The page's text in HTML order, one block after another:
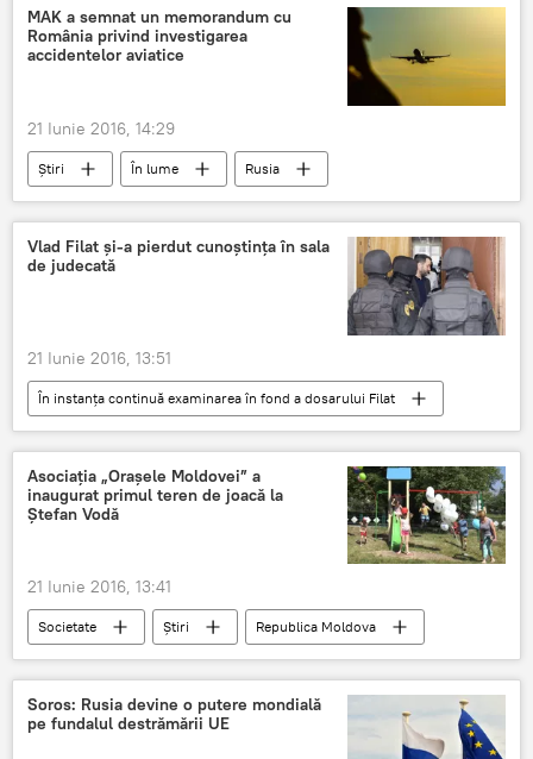
Moldova
Filat
Beţişor
Judecătoria Buiucani
leşin
MAK a semnat un memorandum cu
România privind investigarea
accidentelor aviatice
21 Iunie 2016, 14:29
Știri În lume
Rusia
România
Rusia
memorandum
semnare
aviație civilă
Vlad Filat și-a pierdut cunoștința în sala
de judecată
21 Iunie 2016, 13:51
În instanţa continuă examinarea în fond a dosarului Filat
Asociaţia „Oraşele Moldovei” a
inaugurat primul teren de joacă la
Ştefan Vodă
21 Iunie 2016, 13:41
Societate Știri
Republica Moldova
Ştefan cel Mare
teren de joacă
Soros: Rusia devine o putere mondială
pe fundalul destrămării UE